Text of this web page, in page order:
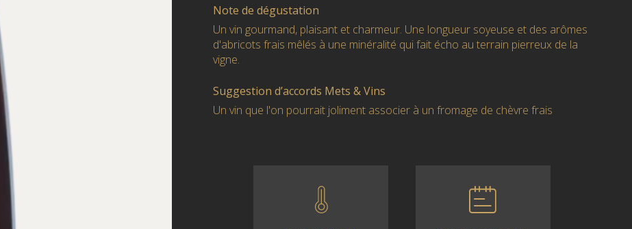
Note de dégustation
Un vin gourmand, plaisant et charmeur. Une longueur soyeuse et des arômes
d'abricots frais mêlés à une minéralité qui fait écho au terrain pierreux de la
vigne.
Suggestion d’accords Mets & Vins
Un vin que l'on pourrait joliment associer à un fromage de chèvre frais